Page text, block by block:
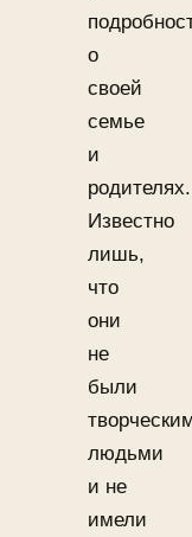
о
своей
семье
и
родителях.
Известно
лишь,
что
они
не
были
людьми
и не
имели